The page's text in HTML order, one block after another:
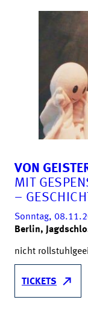
VON
MIT
–
Sonntag,
Berlin,
nicht
TICKETS